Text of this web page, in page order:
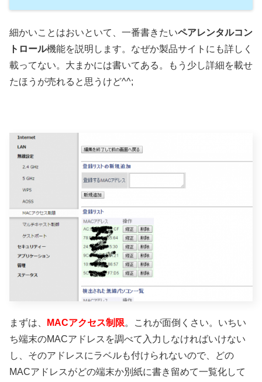
細かいことはおいといて、一番書きたいペアレンタルコン
トロール機能を説明します。なぜか製品サイトにも詳しく
載ってない。大まかには書いてある。もう少し詳細を載せ
たほうが売れると思うけど^^;
まずは、 MACアクセス制限。これが面倒くさい。いちい
ち端末のMACアドレスを調べて入力しなければいけない
し、そのアドレスにラベルも付けられないので、どの
MACアドレスがどの端末か別紙に書き留めて一覧化して